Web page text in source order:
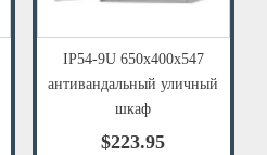
IP54-9U 650х400х547
антивандальный уличный
шкаф
$223.95